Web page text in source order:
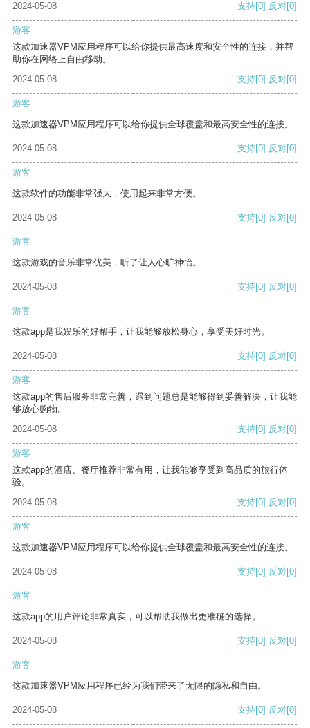
2024-05-08 支持[0] 反对[0]
游客
这款加速器VPM应用程序可以给你提供最高速度和安全性的连接，并帮
助你在网络上自由移动。
2024-05-08
支持[0] 反对[0]
游客
这款加速器VPM应用程序可以给你提供全球覆盖和最高安全性的连接。
2024-05-08 支持[0] 反对[0]
游客
这款软件的功能非常强大，使用起来非常方便。
2024-05-08 支持[0] 反对[0]
游客
这款游戏的音乐非常优美，听了让人心旷神怡。
2024-05-08 支持[0] 反对[0]
游客
这款app是我娱乐的好帮手，让我能够放松身心，享受美好时光。
2024-05-08 支持[0] 反对[0]
游客
这款app的售后服务非常完善，遇到问题总是能够得到妥善解决，让我能
够放心购物。
2024-05-08
支持[0] 反对[0]
游客
这款app的酒店、餐厅推荐非常有用，让我能够享受到高品质的旅行体
验。
2024-05-08
支持[0] 反对[0]
游客
这款加速器VPM应用程序可以给你提供全球覆盖和最高安全性的连接。
2024-05-08 支持[0] 反对[0]
游客
这款app的用户评论非常真实，可以帮助我做出更准确的选择。
2024-05-08 支持[0] 反对[0]
游客
这款加速器VPM应用程序已经为我们带来了无限的隐私和自由。
2024-05-08 支持[0] 反对[0]